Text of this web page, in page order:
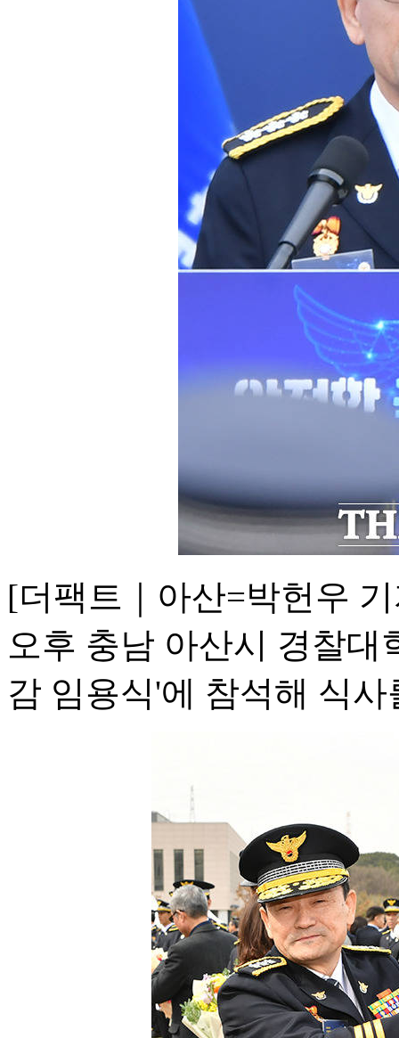
[더팩트｜아산=박헌우
오후 충남 아산시 경찰대
감 임용식'에 참석해 식